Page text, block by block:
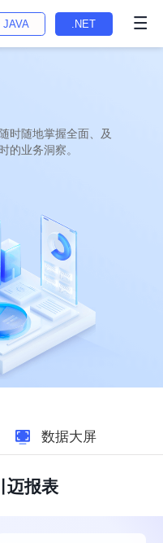
JAVA .NET
时随地掌握全面、及
的业务洞察。
数据大屏
迈报表